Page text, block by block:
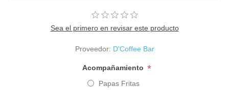
Sea el primero en revisar este producto
Proveedor: D'Coffee Bar
Acompañamiento *
Papas Fritas